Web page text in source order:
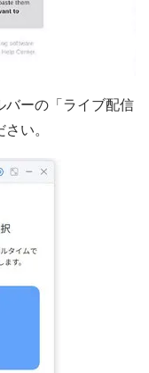
ーの「ライブ配信
い。